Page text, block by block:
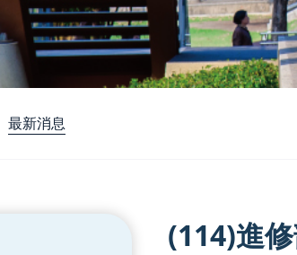
最新消息
(114)進